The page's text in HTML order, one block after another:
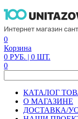
0
Корзина
0 РУБ. | 0 ШТ.
0
КАТАЛОГ
О МАГАЗИНЕ
ДОСТАВКА/